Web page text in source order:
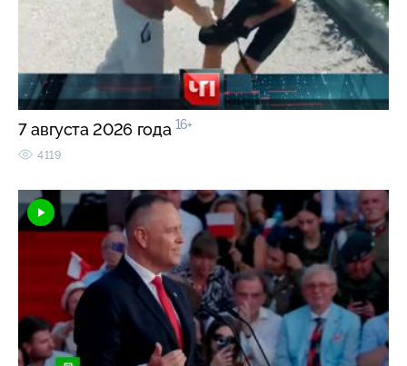
7 августа 2026 года 16+
4119